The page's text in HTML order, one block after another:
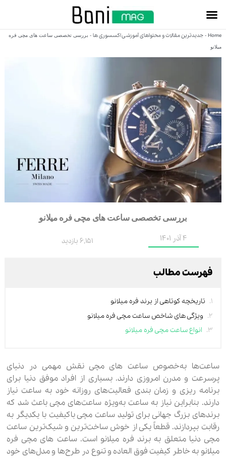
Home
- جدیدترین مقالات و محتواهای آموزشی اکسسوری ها- بررسی تخصصی ساعت‌ های مچی فره
میلانو
بررسی تخصصی ساعت‌ های مچی فره میلانو
4 آذر 1401 6,151 بازدید
فهرست مطالب
تاریخچه کوتاهی از برند فره میلانو
ویژگی‌ های شاخص ساعت مچی فره میلانو
انواع ساعت‌ مچی فره میلانو
ساعت‌ها به‌خصوص ساعت‌ های مچی نقش مهمی در دنیای
پرسرعت و مدرن امروزی دارند. بسیاری از افراد موفق دنیا برای
برنامه ریزی و زمان بندی فعالیت‌های روزانه خود به ساعت نیاز
دارند. بنابراین نیاز به ساعت به‌ویژه ساعت‌های مچی باعث شد که
برندهای بزرگ جهانی برای تولید ساعت‌ مچی باکیفیت با یکدیگر به
رقابت بپردازند. قطعاً یکی از خوش ساخت‌ترین و شیک‌ترین ساعت‌
مچی دنیا متعلق به برند فره میلانو است. ساعت‌ های مچی فره
میلانو به خاطر کیفیت فوق العاده و تنوع در طرح‌ها و مدل‌های خود